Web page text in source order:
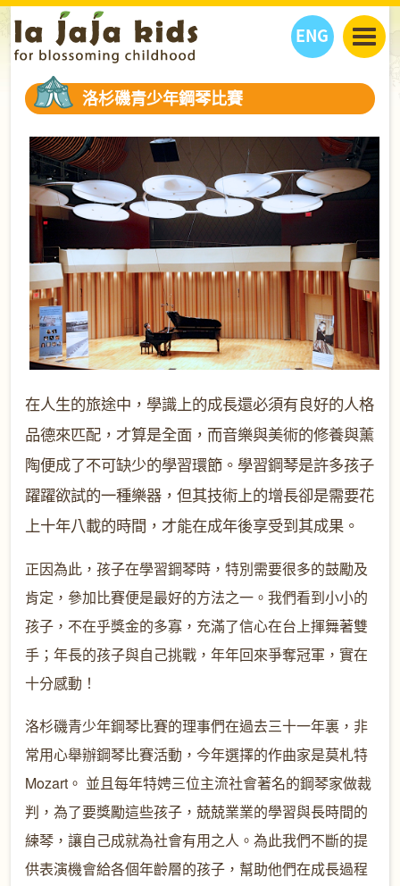
ENG
丫丫部落格
教學活動
人物專題
親子日曆
丫丫活動
親子好去處
丫丫之選
健康生活館
學習成長路
關於我們
聯絡
丫丫夥伴 + 友情連接
洛杉磯青少年鋼琴比賽
在人生的旅途中，學識上的成長還必須有良好的人格
品德來匹配，才算是全面，而音樂與美術的修養與薰
陶便成了不可缺少的學習環節。學習鋼琴是許多孩子
躍躍欲試的一種樂器，但其技術上的增長卻是需要花
上十年八載的時間，才能在成年後享受到其成果 。
正因為此，孩子在學習鋼琴時，特別需要很多的鼓勵及
肯定，參加比賽便是最好的方法之一。我們看到小小的
孩子，不在乎獎金的多寡，充滿了信心在台上揮舞著雙
手；年長的孩子與自己挑戰，年年回來爭奪冠軍，實在
十分感動！
洛杉磯青少年鋼琴比賽的理事們在過去三十一年裏，非
常用心舉辦鋼琴比賽活動，今年選擇的作曲家是莫札特
Mozart。 並且每年特娉三位主流社會著名的鋼琴家做裁
判，為了要獎勵這些孩子，兢兢業業的學習與長時間的
練琴，讓自己成就為社會有用之人。為此我們不斷的提
供表演機會給各個年齡層的孩子，幫助他們在成長過程